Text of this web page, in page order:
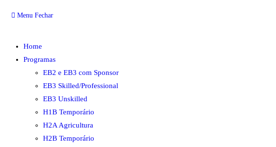
painel
de
Menu Fechar
Home
Programas
EB2 e EB3 com Sponsor
EB3 Skilled/Professional
EB3 Unskilled
H1B Temporário
H2A Agricultura
H2B Temporário